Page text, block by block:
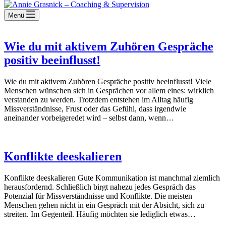
Menü
Wie du mit aktivem Zuhören Gespräche
positiv beeinflusst!
Wie du mit aktivem Zuhören Gespräche positiv beeinflusst! Viele
Menschen wünschen sich in Gesprächen vor allem eines: wirklich
verstanden zu werden. Trotzdem entstehen im Alltag häufig
Missverständnisse, Frust oder das Gefühl, dass irgendwie
aneinander vorbeigeredet wird – selbst dann, wenn…
Konflikte deeskalieren
Konflikte deeskalieren Gute Kommunikation ist manchmal ziemlich
herausfordernd. Schließlich birgt nahezu jedes Gespräch das
Potenzial für Missverständnisse und Konflikte. Die meisten
Menschen gehen nicht in ein Gespräch mit der Absicht, sich zu
streiten. Im Gegenteil. Häufig möchten sie lediglich etwas…